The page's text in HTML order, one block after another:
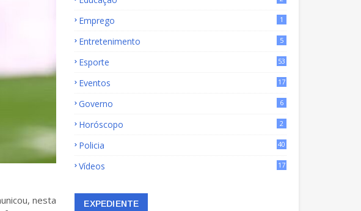
nesta
Emprego 1
Entretenimento 5
Esporte 53
Eventos 17
Governo 6
Horóscopo 2
Policia 40
Vídeos 17
EXPEDIENTE